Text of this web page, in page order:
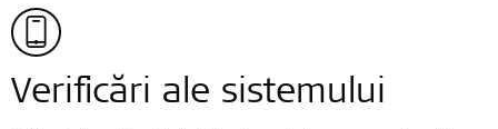
Verificări ale sistemului